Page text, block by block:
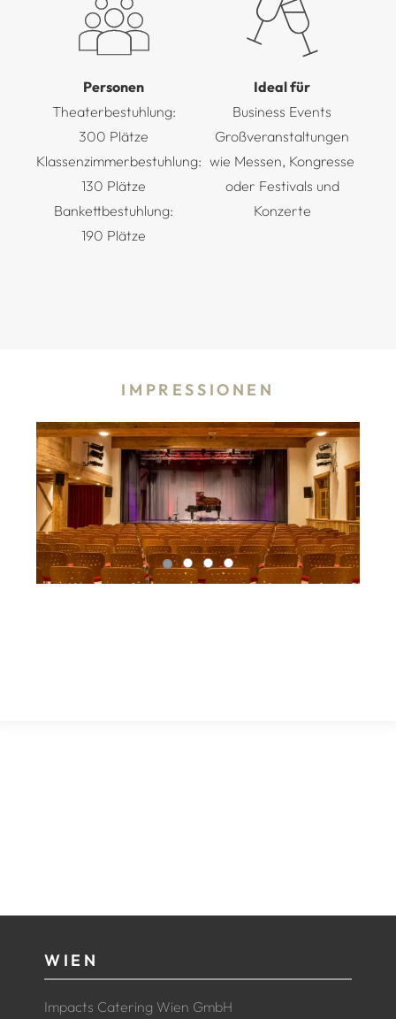
Personen
Theaterbestuhlung:
300 Plätze
Klassenzimmerbestuhlung:
130 Plätze
Bankettbestuhlung:
190 Plätze
Ideal für
Business Events
Großveranstaltungen
wie Messen, Kongresse
oder Festivals und
Konzerte
IMPRESSIONEN
WIEN
Impacts Catering Wien GmbH